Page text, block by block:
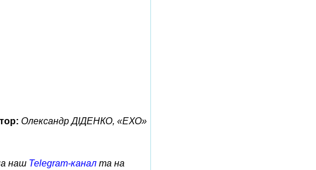
Олександр ДІДЕНКО, «ЕХО»
наш Telegram-канал та на